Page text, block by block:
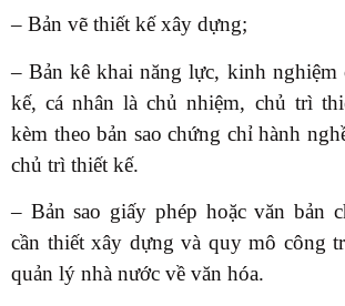
– Bản vẽ thiết kế xây dựng;
– Bản kê khai năng lực, kinh nghiệm
kế, cá nhân là chủ nhiệm, chủ trì
kèm theo bản sao chứng chỉ hành
chủ trì thiết kế.
– Bản sao giấy phép hoặc văn bản
cần thiết xây dựng và quy mô công
quản lý nhà nước về văn hóa.